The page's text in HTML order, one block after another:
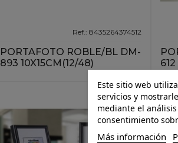
Ref.: 8435264374512
PORTAFOTO ROBLE/BL DM-
893 10X15CM(12/48)
Este sitio web
servicios y
mediante el
consentimiento
Más información